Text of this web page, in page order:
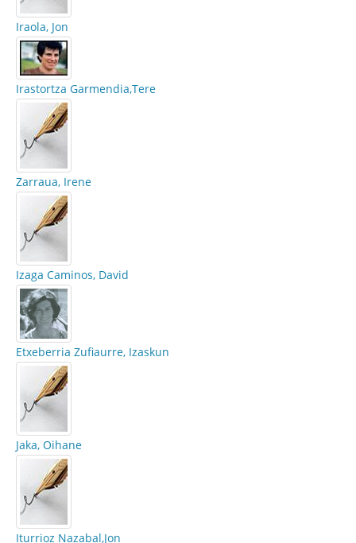
Iraola, Jon
Irastortza Garmendia,Tere
Zarraua, Irene
Izaga Caminos, David
Etxeberria Zufiaurre, Izaskun
Jaka, Oihane
Iturrioz Nazabal,Jon